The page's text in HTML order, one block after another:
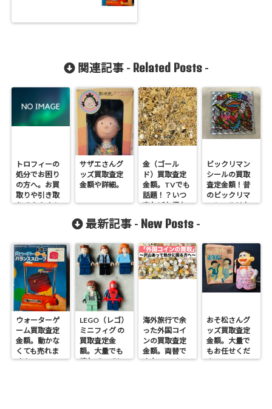
関連記事 - Related Posts-
トロフィーの
処分でお困り
の方へ。お買
取りや引き取
りできます！
サザエさんグ
ッズ買取査定
金額や詳細。
金（ゴール
ド）買取査定
金額。TVでも
話題！？いつ
売ればお得な
ビックリマン
シールの買取
査定金額！昔
のビックリマ
ンシールはお
最新記事 - New Posts -
ウォーターゲ
ーム買取査定
金額。動かな
くても売れま
す！
LEGO（レゴ）
ミニフィグ の
買取査定金
額。大量でも
壊れていても
海外旅行で余
った外国コイ
ンの買取査定
金額。両替で
きないコイン
おそ松さんグ
ッズ買取査定
金額。大量で
もお任せくだ
さい。